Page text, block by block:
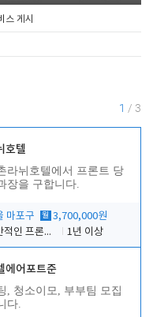
스 게시
1 / 3
호텔
라뉘호텔에서 프론트 당
장을 구합니다.
마포구 월 3,700,000원
전반적인 프론트 당번업무
1년 이상
에어포트준
, 청소이모, 부부팀 모집
다.